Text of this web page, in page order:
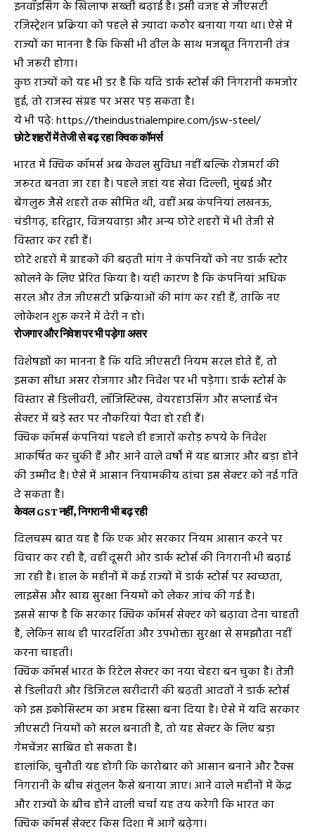
इनवॉइसिंग के खिलाफ सख्ती बढ़ाई है। इसी वजह से जीएसटी
रजिस्ट्रेशन प्रक्रिया को पहले से ज्यादा कठोर बनाया गया था। ऐसे में
राज्यों का मानना है कि किसी भी ढील के साथ मजबूत निगरानी तंत्र
भी जरूरी होगा।
कुछ राज्यों को यह भी डर है कि यदि डार्क स्टोर्स की निगरानी कमजोर
हुई, तो राजस्व संग्रह पर असर पड़ सकता है।
ये भी पढ़े:https://theindustrialempire.com/jsw-steel/
छोटे शहरों में तेजी से बढ़ रहा क्विक कॉमर्स
भारत में क्विक कॉमर्स अब केवल सुविधा नहीं बल्कि रोजमर्रा की
जरूरत बनता जा रहा है। पहले जहां यह सेवा दिल्ली, मुंबई और
बेंगलुरु जैसे शहरों तक सीमित थी, वहीं अब कंपनियां लखनऊ,
चंडीगढ़, हरिद्वार, विजयवाड़ा और अन्य छोटे शहरों में भी तेजी से
विस्तार कर रही हैं।
छोटे शहरों में ग्राहकों की बढ़ती मांग ने कंपनियों को नए डार्क स्टोर
खोलने के लिए प्रेरित किया है। यही कारण है कि कंपनियां अधिक
सरल और तेज जीएसटी प्रक्रियाओं की मांग कर रही हैं, ताकि नए
लोकेशन शुरू करने में देरी न हो।
रोजगार और निवेश पर भी पड़ेगा असर
विशेषज्ञों का मानना है कि यदि जीएसटी नियम सरल होते हैं, तो
इसका सीधा असर रोजगार और निवेश पर भी पड़ेगा। डार्क स्टोर्स के
विस्तार से डिलीवरी, लॉजिस्टिक्स, वेयरहाउसिंग और सप्लाई चेन
सेक्टर में बड़े स्तर पर नौकरियां पैदा हो रही हैं।
क्विक कॉमर्स कंपनियां पहले ही हजारों करोड़ रुपये के निवेश
आकर्षित कर चुकी हैं और आने वाले वर्षों में यह बाजार और बड़ा होने
की उम्मीद है। ऐसे में आसान नियामकीय ढांचा इस सेक्टर को नई गति
दे सकता है।
केवल GST नहीं, निगरानी भी बढ़ रही
दिलचस्प बात यह है कि एक ओर सरकार नियम आसान करने पर
विचार कर रही है, वहीं दूसरी ओर डार्क स्टोर्स की निगरानी भी बढ़ाई
जा रही है। हाल के महीनों में कई राज्यों में डार्क स्टोर्स पर स्वच्छता,
लाइसेंस और खाद्य सुरक्षा नियमों को लेकर जांच की गई है।
इससे साफ है कि सरकार क्विक कॉमर्स सेक्टर को बढ़ावा देना चाहती
है, लेकिन साथ ही पारदर्शिता और उपभोक्ता सुरक्षा से समझौता नहीं
करना चाहती।
क्विक कॉमर्स भारत के रिटेल सेक्टर का नया चेहरा बन चुका है। तेजी
से डिलीवरी और डिजिटल खरीदारी की बढ़ती आदतों ने डार्क स्टोर्स
को इस इकोसिस्टम का अहम हिस्सा बना दिया है। ऐसे में यदि सरकार
जीएसटी नियमों को सरल बनाती है, तो यह सेक्टर के लिए बड़ा
गेमचेंजर साबित हो सकता है।
हालांकि, चुनौती यह होगी कि कारोबार को आसान बनाने और टैक्स
निगरानी के बीच संतुलन कैसे बनाया जाए। आने वाले महीनों में केंद्र
और राज्यों के बीच होने वाली चर्चा यह तय करेगी कि भारत का
क्विक कॉमर्स सेक्टर किस दिशा में आगे बढ़ेगा।